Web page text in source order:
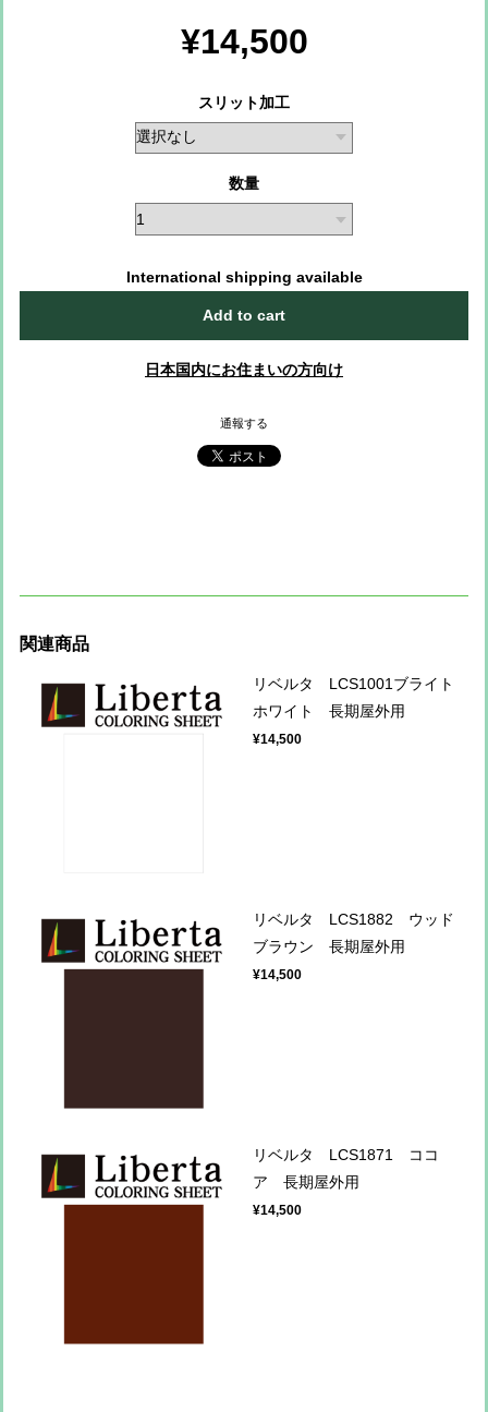
¥14,500
スリット加工
数量
International shipping available
Add to cart
日本国内にお住まいの方向け
通報する
関連商品
リベルタ LCS1001ブライト
ホワイト 長期屋外用
¥14,500
リベルタ LCS1882 ウッド
ブラウン 長期屋外用
¥14,500
リベルタ LCS1871 ココ
ア 長期屋外用
¥14,500